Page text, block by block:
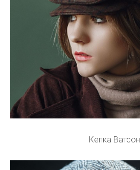
Кепка Ватсон